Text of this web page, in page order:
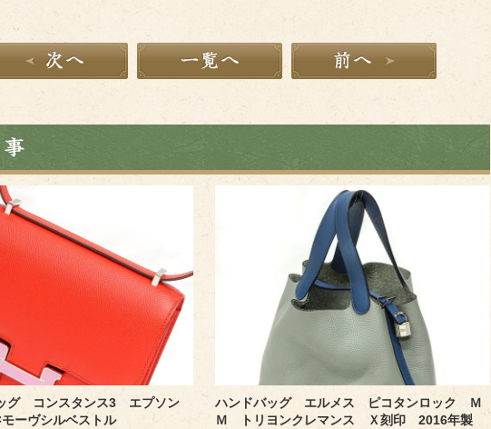
グ コンスタンス3 エプソン
ーヴシルベストル
ハンドバッグ エルメス ピコタンロック Ｍ
Ｍ トリヨンクレマンス Ｘ刻印 2016年製